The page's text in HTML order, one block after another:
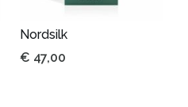
Nordsilk
€ 47,00